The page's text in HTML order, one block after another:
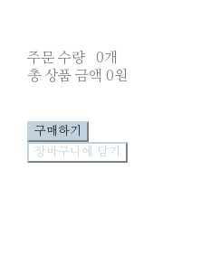
주문 수량
0개
총 상품 금액 0원
구매하기
장바구니에 담기